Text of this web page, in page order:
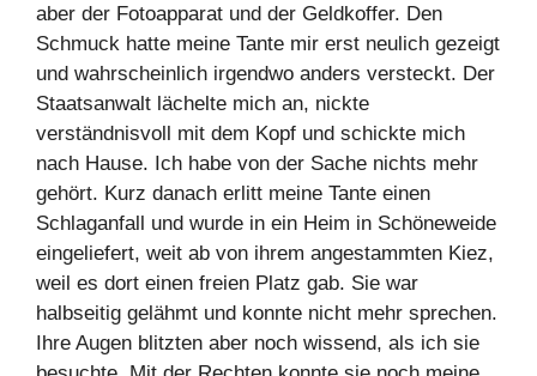
aber der Fotoapparat und der Geldkoffer. Den
Schmuck hatte meine Tante mir erst neulich gezeigt
und wahrscheinlich irgendwo anders versteckt. Der
Staatsanwalt lächelte mich an, nickte
verständnisvoll mit dem Kopf und schickte mich
nach Hause. Ich habe von der Sache nichts mehr
gehört. Kurz danach erlitt meine Tante einen
Schlaganfall und wurde in ein Heim in Schöneweide
eingeliefert, weit ab von ihrem angestammten Kiez,
weil es dort einen freien Platz gab. Sie war
halbseitig gelähmt und konnte nicht mehr sprechen.
Ihre Augen blitzten aber noch wissend, als ich sie